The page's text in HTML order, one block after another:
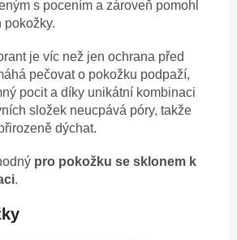
s pocením a zároveň pomohl
pokožky.
je víc než jen ochrana před
pečovat o pokožku podpaží,
pocit a díky unikátní kombinaci
složek neucpává póry, takže
dýchat.
pro pokožku se sklonem k
.